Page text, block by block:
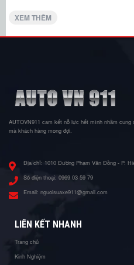
XEM THÊM
AUTOVN911 cam kết nỗ lực hết mình nhằm
mà khách hàng mong đợi.
Địa chỉ: 1010 Đường Phạm Văn Đồng - P.
Số điện thoại: 0969 03 59 79
Email: nguoisuaxe911@gmail.com
LIÊN KẾT NHANH
Trang chủ
Kinh Nghiệm